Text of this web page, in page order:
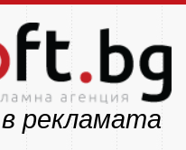
рекламата